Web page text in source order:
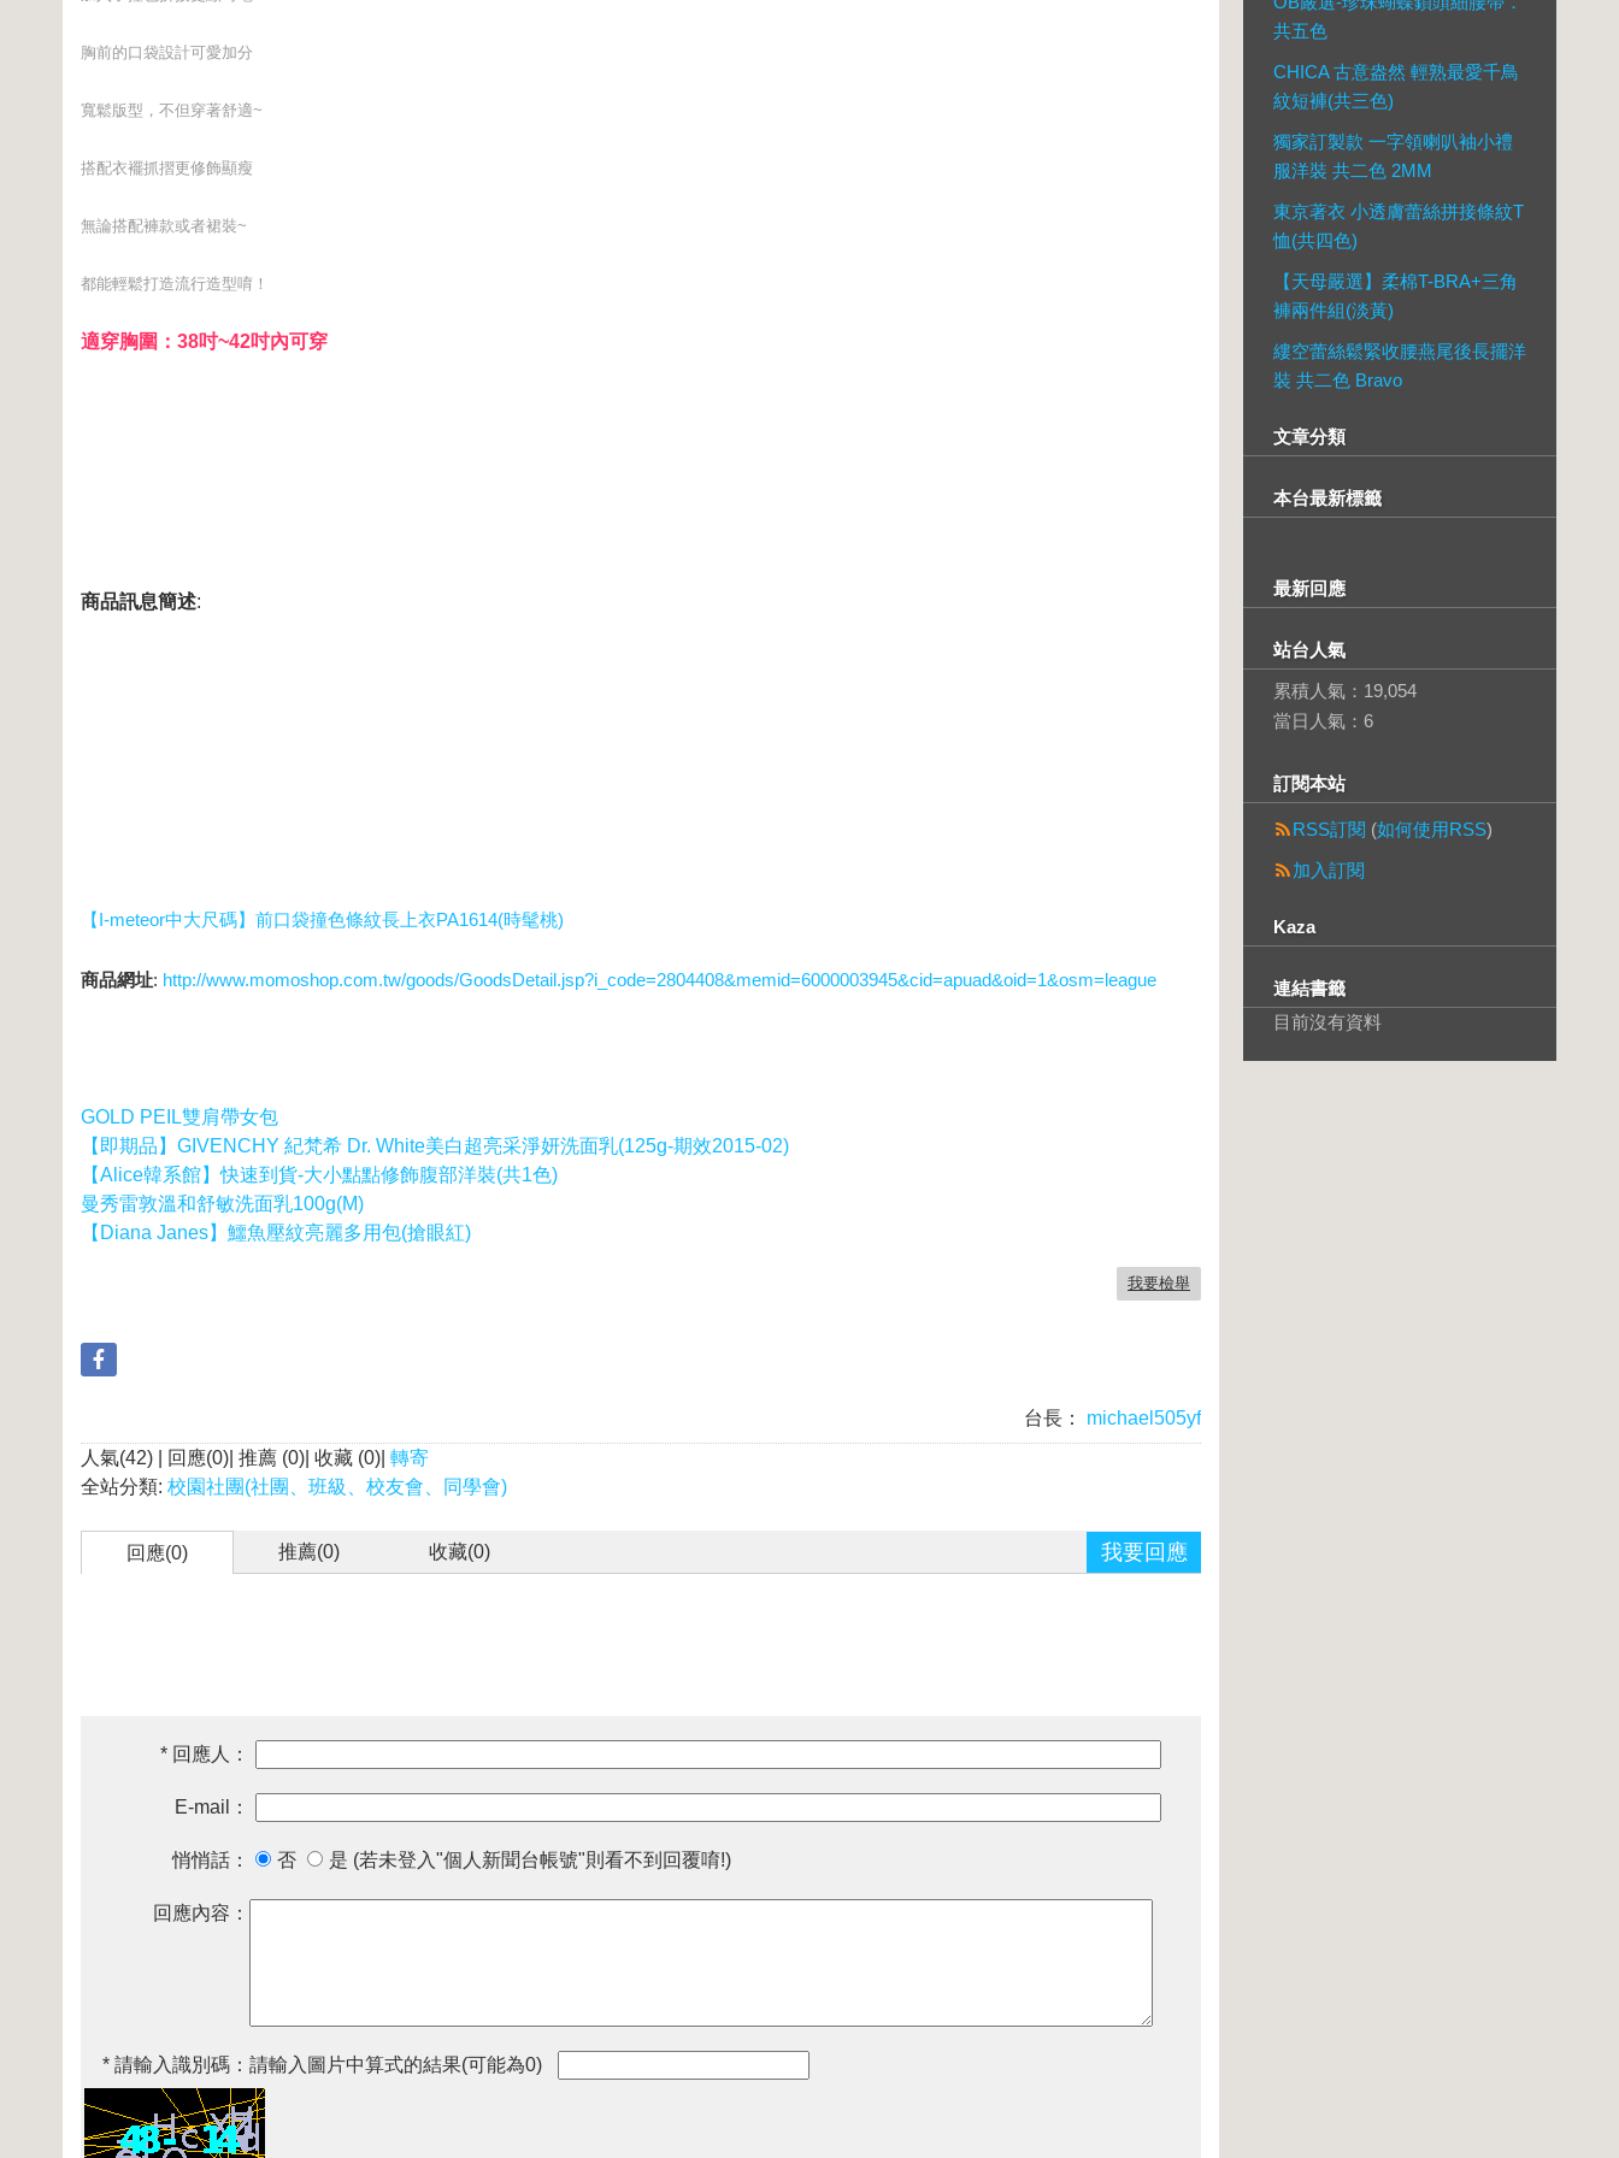
胸前的口袋設計可愛加分
寬鬆版型，不但穿著舒適~
搭配衣襬抓摺更修飾顯瘦
無論搭配褲款或者裙裝~
都能輕鬆打造流行造型唷！
適穿胸圍：38吋~42吋內可穿
商品訊息簡述:
【I-meteor中大尺碼】前口袋撞色條紋長上衣PA1614(時髦桃)
商品網址: http://www.momoshop.com.tw/goods/GoodsDetail.jsp?i_code=2804408&memid=6000003945&cid=apuad&oid=1&osm=league
GOLD PEIL雙肩帶女包
【即期品】GIVENCHY 紀梵希 Dr. White美白超亮采淨妍洗面乳(125g-期效2015-02)
【Alice韓系館】快速到貨-大小點點修飾腹部洋裝(共1色)
曼秀雷敦溫和舒敏洗面乳100g(M)
【Diana Janes】鱷魚壓紋亮麗多用包(搶眼紅)
我要檢舉
台長：
michael505yf
人氣(42) | 回應(0)| 推薦 (0)| 收藏 (0)| 轉寄
全站分類: 校園社團(社團、班級、校友會、同學會)
回應(0) 推薦(0) 收藏(0) 我要回應
* 回應人：
E-mail：
悄悄話： 否 是 (若未登入"個人新聞台帳號"則看不到回覆唷!)
回應內容：
* 請輸入識別碼： 請輸入圖片中算式的結果(可能為0)
共五色
CHICA 古意盎然 輕熟最愛千鳥
紋短褲(共三色)
獨家訂製款 一字領喇叭袖小禮
服洋裝 共二色 2MM
東京著衣 小透膚蕾絲拼接條紋T
恤(共四色)
【天母嚴選】柔棉T-BRA+三角
褲兩件組(淡黃)
縷空蕾絲鬆緊收腰燕尾後長擺洋
裝 共二色 Bravo
文章分類
本台最新標籤
最新回應
站台人氣
累積人氣： 19,054
當日人氣： 6
訂閱本站
RSS訂閱 (如何使用RSS)
加入訂閱
Kaza
連結書籤
目前沒有資料